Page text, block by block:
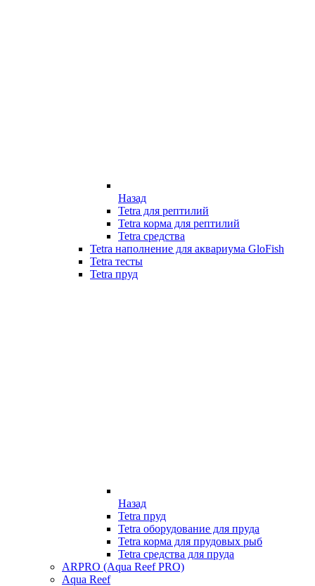
Назад
Tetra для рептилий
Tetra корма для рептилий
Tetra средства
Tetra наполнение для аквариума GloFish
Tetra тесты
Tetra пруд
Назад
Tetra пруд
Tetra оборудование для пруда
Tetra корма для прудовых рыб
Tetra средства для пруда
ARPRO (Aqua Reef PRO)
Aqua Reef